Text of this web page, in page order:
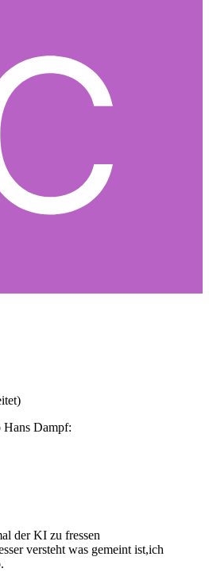
Hans Dampf:
der KI zu fressen
versteht was gemeint ist,ich